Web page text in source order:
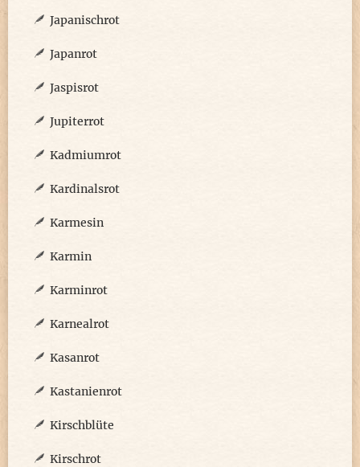
Japanischrot
Japanrot
Jaspisrot
Jupiterrot
Kadmiumrot
Kardinalsrot
Karmesin
Karmin
Karminrot
Karnealrot
Kasanrot
Kastanienrot
Kirschblüte
Kirschrot